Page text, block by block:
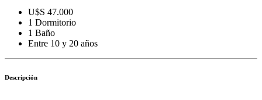
U$S 47.000
1 Dormitorio
1 Baño
Entre 10 y 20 años
Descripción